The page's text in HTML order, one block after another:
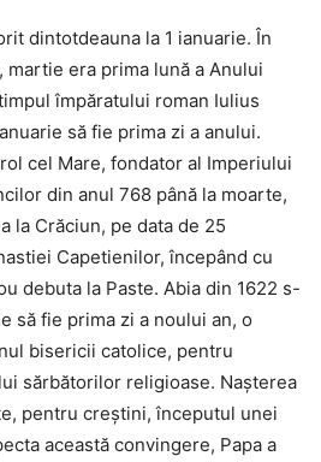
dintotdeauna la 1 ianuarie. În
era prima lună a Anului
împăratului roman Iulius
să fie prima zi a anului.
cel Mare, fondator al Imperiului
din anul 768 până la moarte,
la Crăciun, pe data de 25
Capetienilor, începând cu
debuta la Paste. Abia din 1622 s-
să fie prima zi a noului an, o
bisericii catolice, pentru
sărbătorilor religioase. Naşterea
pentru creştini, începutul unei
această convingere, Papa a